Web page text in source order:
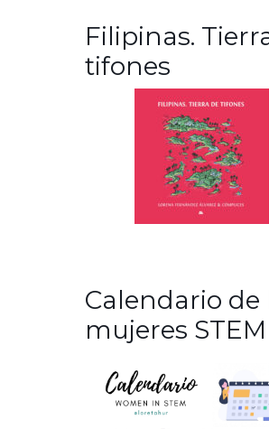
Filipinas.
tifones
Calendario de
mujeres STEM